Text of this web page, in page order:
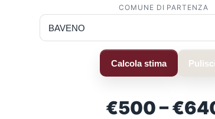
COMUNE DI PARTENZA
Calcola stima Pulisci
€500 –